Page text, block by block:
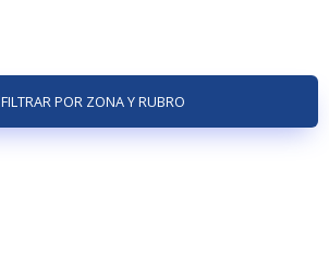
FILTRAR POR ZONA Y RUBRO